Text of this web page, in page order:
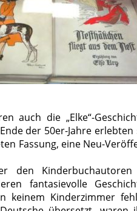
auch die „Elke“-
der 50er-Jahre erlebten
Fassung, eine Neu-
den
fantasievolle
keinem Kinderzimmer